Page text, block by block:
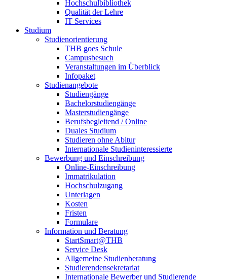
Hochschulbibliothek
Qualität der Lehre
IT Services
Studium
Studienorientierung
THB goes Schule
Campusbesuch
Veranstaltungen im Überblick
Infopaket
Studienangebote
Studiengänge
Bachelorstudiengänge
Masterstudiengänge
Berufsbegleitend / Online
Duales Studium
Studieren ohne Abitur
Internationale Studieninteressierte
Bewerbung und Einschreibung
Online-Einschreibung
Immatrikulation
Hochschulzugang
Unterlagen
Kosten
Fristen
Formulare
Information und Beratung
StartSmart@THB
Service Desk
Allgemeine Studienberatung
Studierendensekretariat
Internationale Bewerber und Studierende